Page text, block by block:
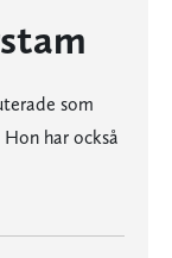
som
Hon har också